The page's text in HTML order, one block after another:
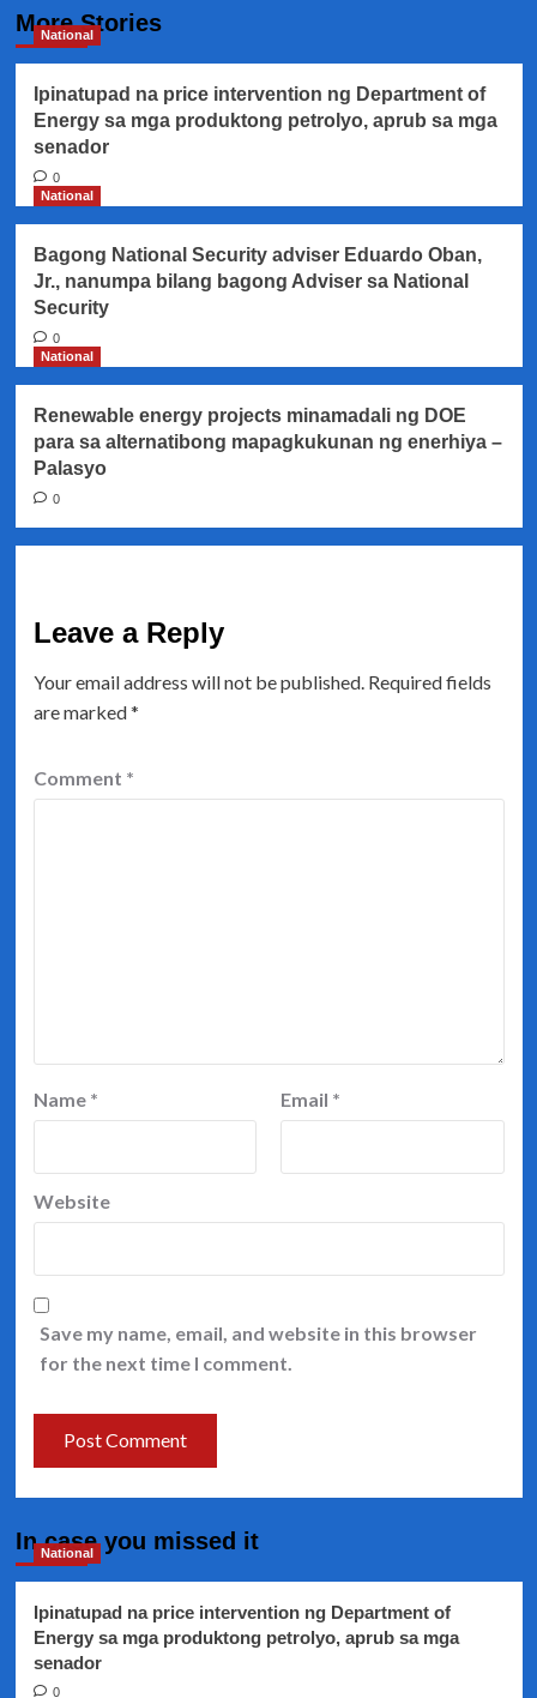
More Stories
National
Ipinatupad na price intervention ng Department of
Energy sa mga produktong petrolyo, aprub sa mga
senador
0
National
Bagong National Security adviser Eduardo Oban,
Jr., nanumpa bilang bagong Adviser sa National
Security
0
National
Renewable energy projects minamadali ng DOE
para sa alternatibong mapagkukunan ng enerhiya –
Palasyo
0
Leave a Reply
Your email address will not be published. Required fields
are marked*
Comment *
Name * Email *
Website
Save my name, email, and website in this browser
for the next time I comment.
In case you missed it
National
Ipinatupad na price intervention ng Department of
Energy sa mga produktong petrolyo, aprub sa mga
senador
0